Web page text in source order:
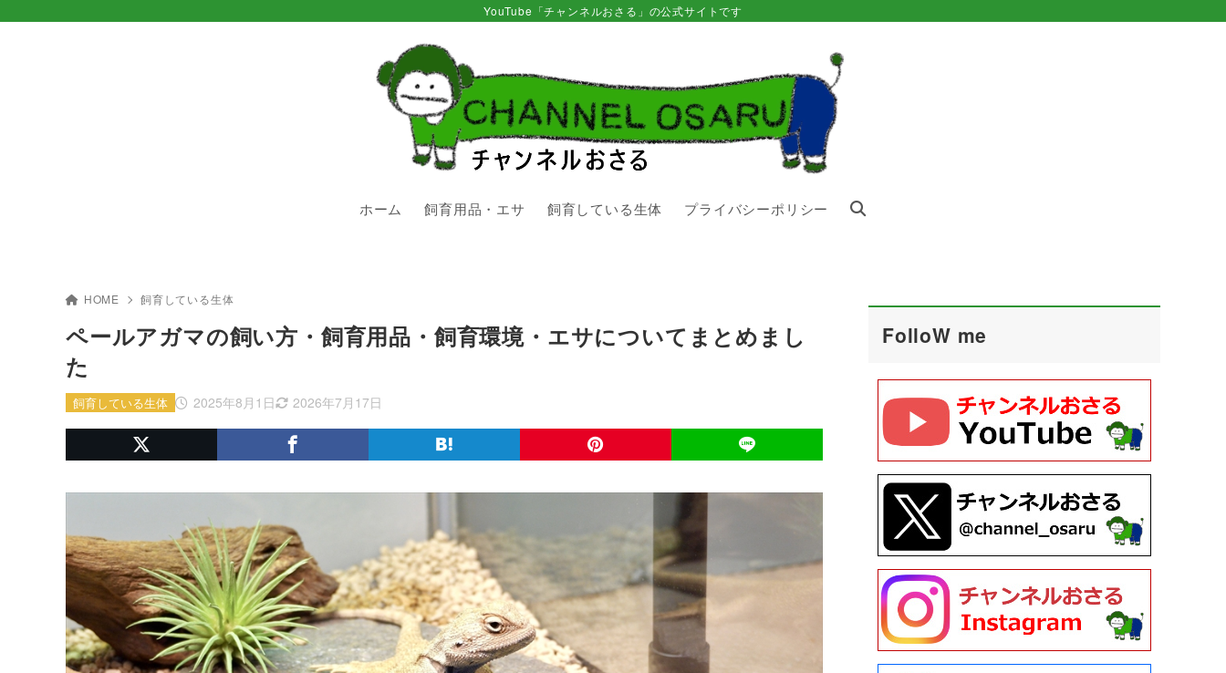
YouTube「チャンネルおさる」の公式サイトです
ホーム 飼育用品・エサ 飼育している生体 プライバシーポリシー
HOME 飼育している生体
ペールアガマの飼い方・飼育用品・飼育環境・エサについてまとめまし
た
2025年8月1日 2026年7月17日
飼育している生体
FolloW me